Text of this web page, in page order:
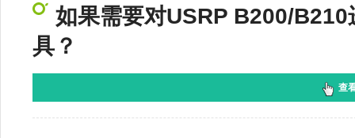
如果需要对USRP B200/
具？
查